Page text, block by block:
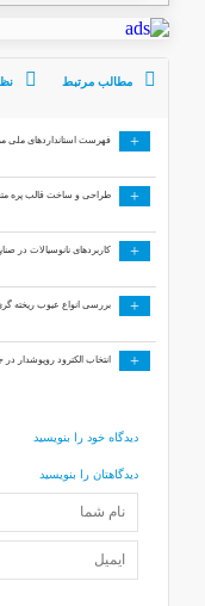
مطالب مرتبط
+ فهرست استانداردهای ملی
+ طراحی و ساخت قالب پره
+ کاربردهای نانوسیالات در
+ بررسی انواع عیوب ریخته
+ انتخاب الکترود روپوشدار
دیدگاه خود را بنویسید
دیدگاهتان را بنویسید